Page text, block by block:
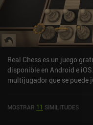
Real Chess es un juego
disponible en Android e
multijugador que se puede
sobre 5,0 en la App Store de
MOSTRAR 11 SIMILITUDES